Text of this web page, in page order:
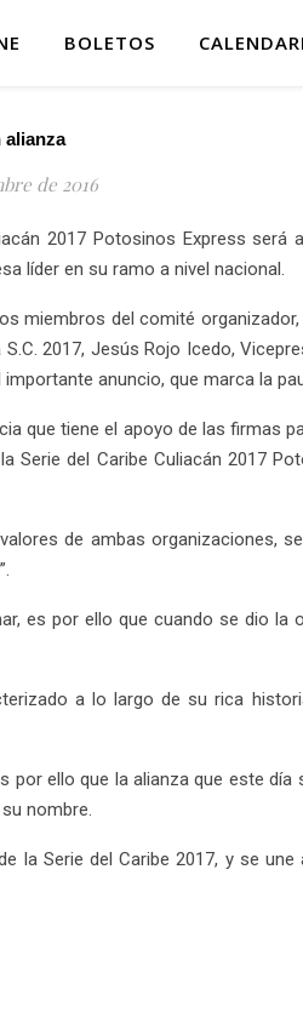
BOLETOS
alianza
de 2016
2017 Potosinos Express
líder en su ramo a nivel nacional.
miembros del comité
2017, Jesús Rojo Icedo,
anuncio, que marca la
que tiene el apoyo de las firmas
del Caribe Culiacán 2017
de ambas organizaciones,
es por ello que cuando se dio la
a lo largo de su rica
ello que la alianza que este
nombre.
Serie del Caribe 2017, y se